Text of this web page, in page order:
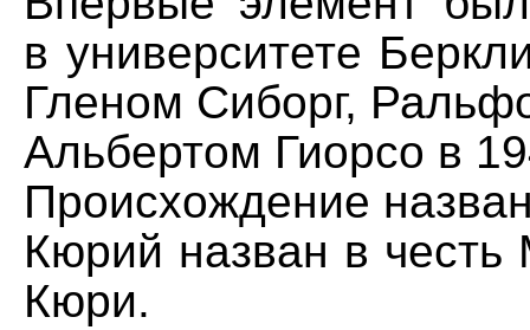
в университете
Гленом Сиборг,
Альбертом Гиорсо в
Происхождение
Кюрий назван в
Кюри.